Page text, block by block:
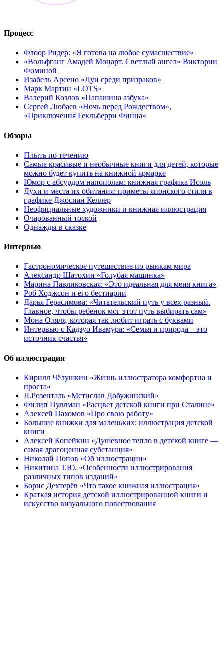
Процесс
Флоор Ридер: «Я готова на любое сумасшествие»
«Вольфганг Амадей Моцарт. Светлый ангел» Виктории
Фоминой
Изабель Арсено «Луи среди призраков»
Марк Мартин «LOTS»
Валерий Козлов «Папашина азбука»
Сергей Любаев «Ночь перед Рождеством»,
«Приключения Гекльберри Финна»
Обзоры
Плыть по течению
Самые красивые и необычные книги для детей, которые
можно будет купить на книжной ярмарке
Юмор с абсурдом напополам: книжная графика Исоль
Духи и места их обитания: приметы японского стиля в
графике Джосиан Келлер
Неофициальные художники и книжная иллюстрация
Очарованный тоской
Однажды в сказке
Интервью
Гастрономическое путешествие по рынкам мира
Александр Шатохин «Голубая машинка»
Марина Павликовская: «Это идеальная для меня книга»
Роб Ходжсон и его бестиарии
Дарья Герасимова: «Читательский путь у всех разный.
Главное, чтобы ребенок мог этот путь выбирать сам»
Мона Оляля, которая так любит играть с буквами
Интервью с Кадзуо Ивамура: «Семья и природа – это
источник счастья»
Об иллюстрации
Кирилл Чёлушкин «Жизнь иллюстратора комфортна и
проста»
Л.Розенталь «Мстислав Добужинский»
Филип Пуллман «Расцвет детской книги при Сталине»
Алексей Пахомов «Про свою работу»
Большие книжки для маленьких: иллюстрация детской
книги
Алексей Копейкин «Душевное тепло в детской книге —
самая драгоценная субстанция»
Николай Попов «Об иллюстрации»
Никитина Т.Ю. «Особенности иллюстрирования
различных типов изданий»
Борис Дехтерёв «Что такое книжная иллюстрация»
Краткая история детской иллюстрированной книги и
искусство визуального повествования